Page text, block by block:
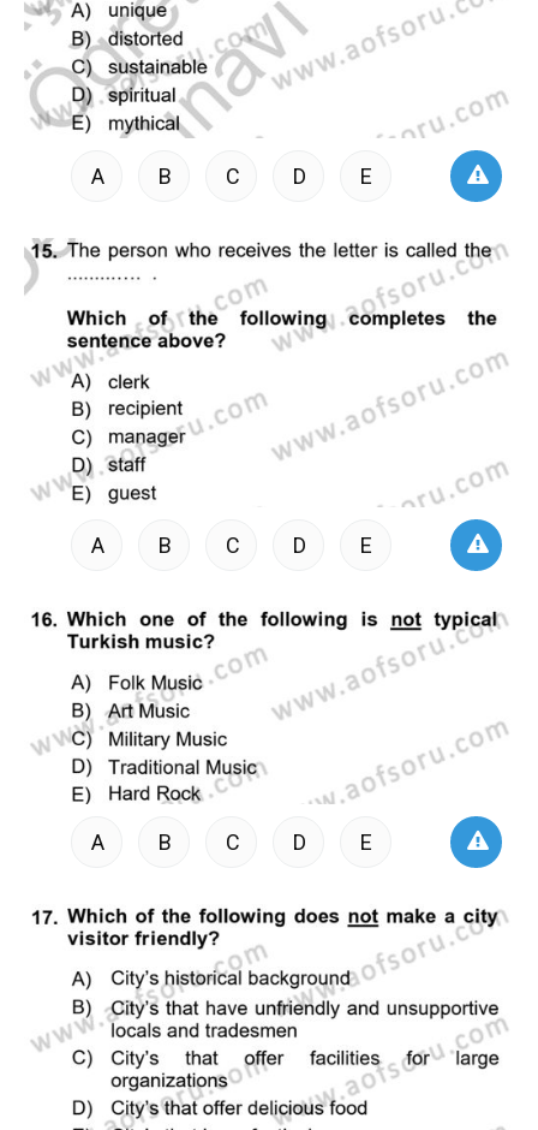
A B C D E
A B C D E
A B C D E